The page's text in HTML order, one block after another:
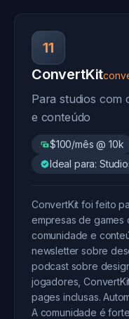
11
ConvertKit
Para studios com
e conteúdo
$100/mês @ 10k
Ideal para:
ConvertKit foi feito
empresas de games
comunidade e
newsletter sobre
podcast sobre
jogadores,
pages inclusas.
A comunidade é